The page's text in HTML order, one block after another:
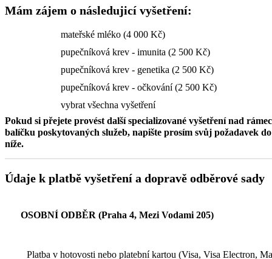
Mám zájem o následujicí vyšetření:
mateřské mléko (4 000 Kč)
pupečníková krev - imunita (2 500 Kč)
pupečníková krev - genetika (2 500 Kč)
pupečníková krev - očkování (2 500 Kč)
vybrat všechna vyšetření
Pokud si přejete provést další specializované vyšetření nad
balíčku poskytovaných služeb, napište prosím svůj požadavek
níže.
Údaje k platbě vyšetření a dopravě odběrové sady
OSOBNÍ ODBĚR (Praha 4, Mezi Vodami 205)
Platba v hotovosti nebo platební kartou (Visa, Visa Electron,